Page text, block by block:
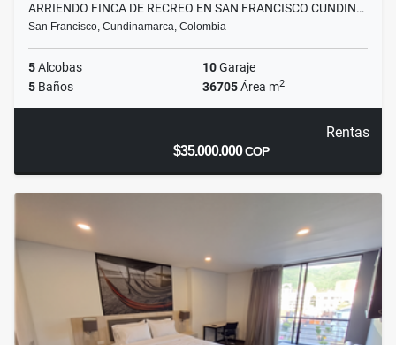
ARRIENDO FINCA DE RECREO EN SAN FRANCISCO CUNDIN…
San Francisco, Cundinamarca, Colombia
5Alcobas 10Garaje
5 Baños 36705Área m2
Rentas
$35.000.000COP